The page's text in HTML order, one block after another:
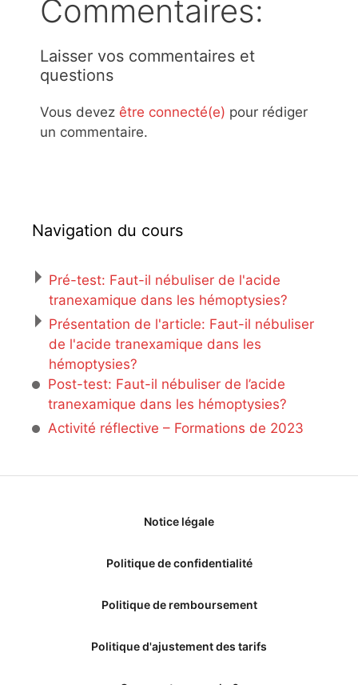
Commentaires:
Laisser vos commentaires et
questions
Vous devez être connecté(e) pour rédiger
un commentaire.
Navigation du cours
Pré-test: Faut-il nébuliser de l'acide
tranexamique dans les hémoptysies?
Présentation de l'article: Faut-il nébuliser
de l'acide tranexamique dans les
hémoptysies?
Post-test: Faut-il nébuliser de l’acide
tranexamique dans les hémoptysies?
Activité réflective – Formations de 2023
Notice légale
Politique de confidentialité
Politique de remboursement
Politique d'ajustement des tarifs